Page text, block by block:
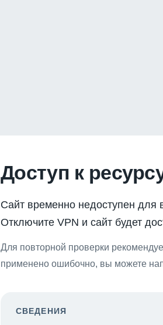
Доступ к
Сайт временно недоступен для
Отключите VPN и сайт будет
Для повторной проверки
применено ошибочно, вы можете
СВЕДЕНИЯ